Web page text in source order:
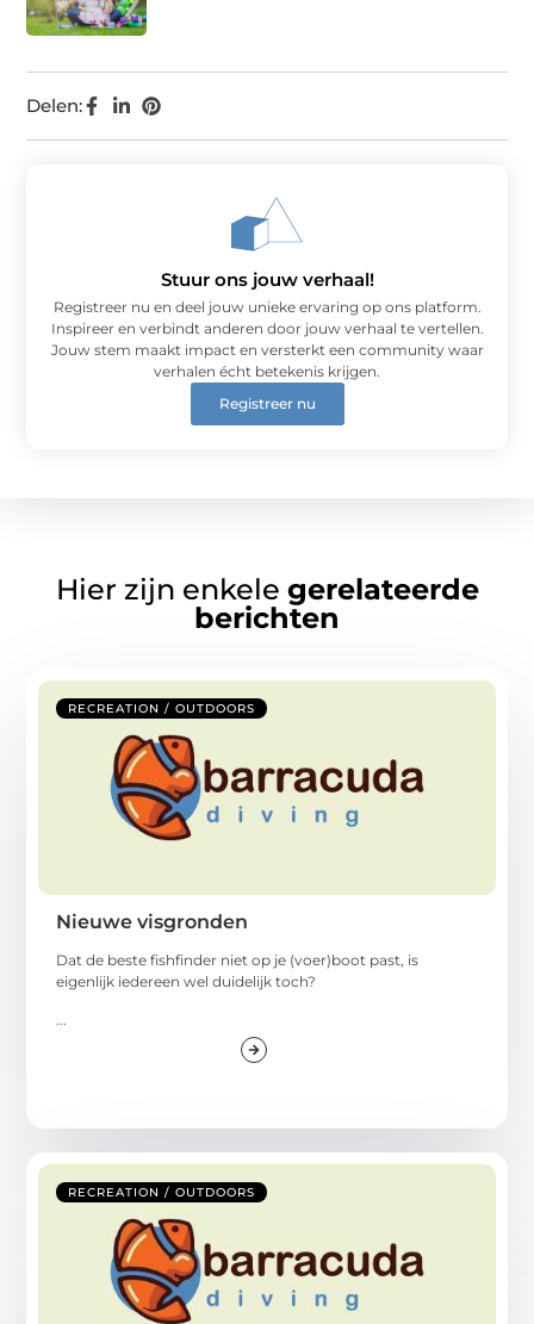
Delen:
Stuur ons jouw verhaal!
Registreer nu en deel jouw unieke ervaring op ons platform.
Inspireer en verbindt anderen door jouw verhaal te vertellen.
Jouw stem maakt impact en versterkt een community waar
verhalen écht betekenis krijgen.
Registreer nu
Hier zijn enkele gerelateerde
berichten
RECREATION / OUTDOORS
Nieuwe visgronden
Dat de beste fishfinder niet op je (voer)boot past, is
eigenlijk iedereen wel duidelijk toch?
...
RECREATION / OUTDOORS